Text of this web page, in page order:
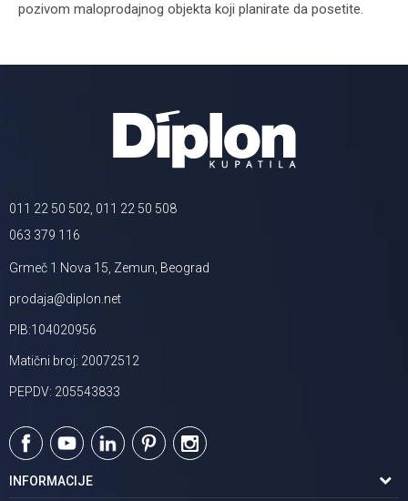
pozivom maloprodajnog objekta koji planirate da posetite.
011 22 50 502, 011 22 50 508
063 379 116
Grmeč 1 Nova 15, Zemun, Beograd
prodaja@diplon.net
PIB:104020956
Matični broj: 20072512
PEPDV: 205543833
INFORMACIJE